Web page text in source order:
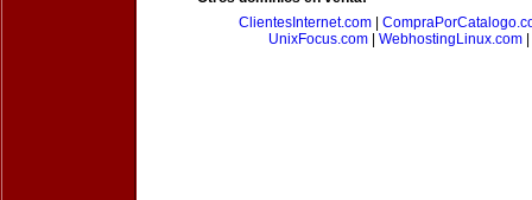
ClientesInternet.com
UnixFocus.com| WebhostingLinux.com|